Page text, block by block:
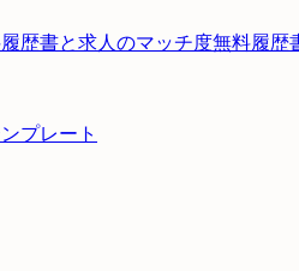
履歴書と求人のマッチ度無料履歴
プレート